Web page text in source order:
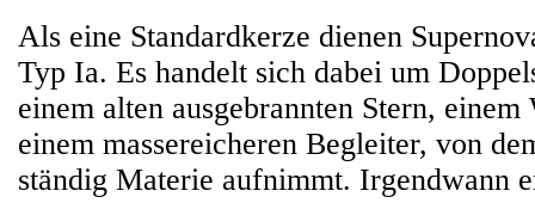
Als eine Standardkerze dienen
Typ Ia. Es handelt sich dabei um
einem alten ausgebrannten Stern,
einem massereicheren Begleiter, von
ständig Materie aufnimmt. Irgendwann